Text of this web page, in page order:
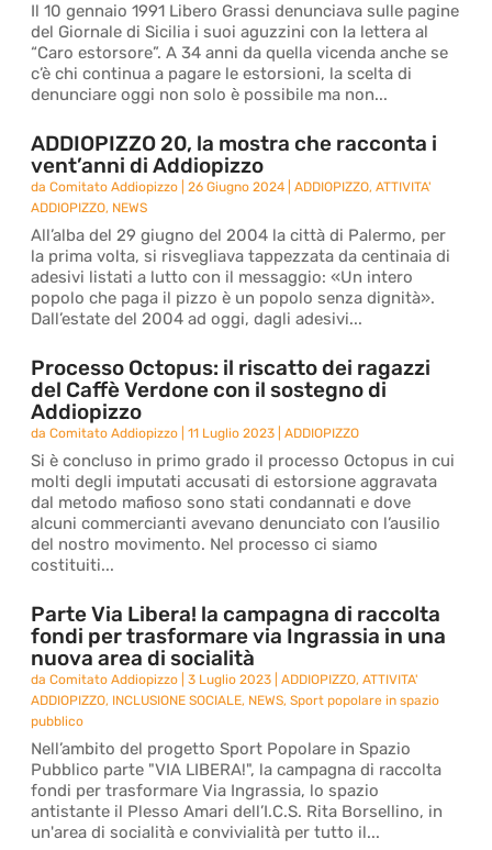
Il 10 gennaio 1991 Libero Grassi denunciava sulle pagine
del Giornale di Sicilia i suoi aguzzini con la lettera al
“Caro estorsore”. A 34 anni da quella vicenda anche se
c’è chi continua a pagare le estorsioni, la scelta di
denunciare oggi non solo è possibile ma non...
ADDIOPIZZO 20, la mostra che racconta i
vent’anni di Addiopizzo
daComitato Addiopizzo |26 Giugno 2024 |ADDIOPIZZO,ATTIVITA'
ADDIOPIZZO, NEWS
All’alba del 29 giugno del 2004 la città di Palermo, per
la prima volta, si risvegliava tappezzata da centinaia di
adesivi listati a lutto con il messaggio: «Un intero
popolo che paga il pizzo è un popolo senza dignità».
Dall’estate del 2004 ad oggi, dagli adesivi...
Processo Octopus: il riscatto dei ragazzi
del Caffè Verdone con il sostegno di
Addiopizzo
daComitato Addiopizzo |11 Luglio 2023 |ADDIOPIZZO
Si è concluso in primo grado il processo Octopus in cui
molti degli imputati accusati di estorsione aggravata
dal metodo mafioso sono stati condannati e dove
alcuni commercianti avevano denunciato con l’ausilio
del nostro movimento. Nel processo ci siamo
costituiti...
Parte Via Libera! la campagna di raccolta
fondi per trasformare via Ingrassia in una
nuova area di socialità
daComitato Addiopizzo |3 Luglio 2023 |ADDIOPIZZO,ATTIVITA'
ADDIOPIZZO, INCLUSIONE SOCIALE, NEWS,Sport popolare in spazio
pubblico
Nell’ambito del progetto Sport Popolare in Spazio
Pubblico parte "VIA LIBERA!", la campagna di raccolta
fondi per trasformare Via Ingrassia, lo spazio
antistante il Plesso Amari dell’I.C.S. Rita Borsellino, in
un'area di socialità e convivialità per tutto il...